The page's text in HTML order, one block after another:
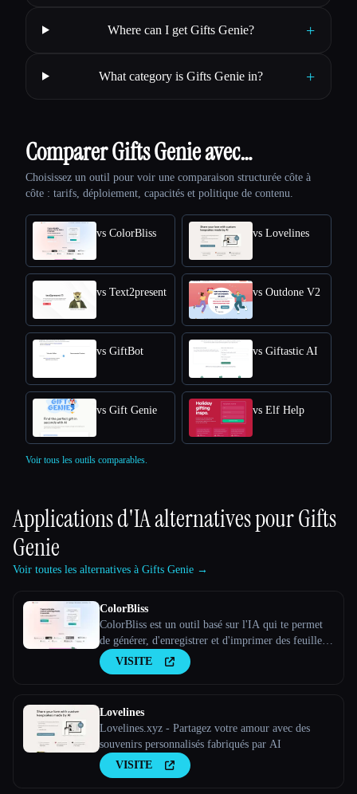
Where can I get Gifts Genie? +
What category is Gifts Genie in? +
Comparer Gifts Genie avec…
Choisissez un outil pour voir une comparaison structurée côte à
côte : tarifs, déploiement, capacités et politique de contenu.
vs ColorBliss vs Lovelines
vs Text2present vs Outdone V2
vs GiftBot vs Giftastic AI
vs Gift Genie vs Elf Help
Voir tous les outils comparables.
Applications d'IA alternatives pourGifts
Genie
Voir toutes les alternatives à Gifts Genie →
ColorBliss
ColorBliss est un outil basé sur l'IA qui te permet
de générer, d'enregistrer et d'imprimer des feuilles à
colorier personnalisées uniques en utilisant des
instructions textuelles, en les convertissant à partir
VISITE
Lovelines
Lovelines.xyz - Partagez votre amour avec des
souvenirs personnalisés fabriqués par AI
VISITE